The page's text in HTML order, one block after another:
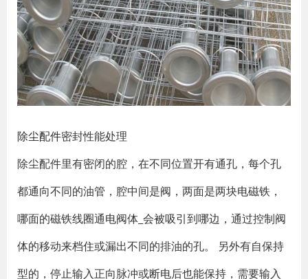
除尘配件密封性能处理
除尘配件里有密闭的腔，在不同位置开有通孔，每个孔
都通向不同的油管，腔中间是阀，两面是两块电磁铁，
哪面的磁铁线圈通电阀体_会被吸引到哪边，通过控制阀
体的移动来档住或漏出不同的排油的孔。 另外有自保持
型的，停止输入正向脉冲或断电后也能保持，需要输入